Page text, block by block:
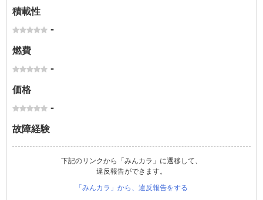
積載性
-
燃費
-
価格
-
故障経験
下記のリンクから「みんカラ」に遷移して、
違反報告ができます。
「みんカラ」から、違反報告をする